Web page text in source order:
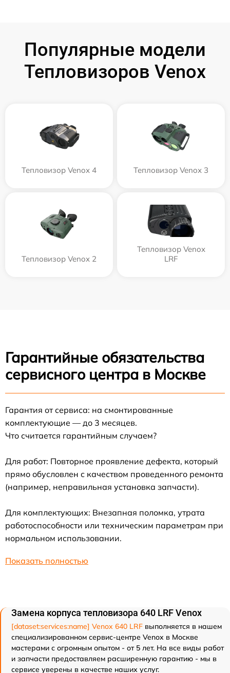
Популярные модели
Тепловизоров Venox
Тепловизор Venox 4 Тепловизор Venox 3
Тепловизор Venox 2
Тепловизор Venox
LRF
Гарантийные обязательства
сервисного центра в Москве
Гарантия от сервиса: на смонтированные
комплектующие — до 3 месяцев.
Что считается гарантийным случаем?
Для работ: Повторное проявление дефекта, который
прямо обусловлен с качеством проведенного ремонта
(например, неправильная установка запчасти).
Для комплектующих: Внезапная поломка, утрата
работоспособности или техническим параметрам при
нормальном использовании.
Показать полностью
Замена корпуса тепловизора 640 LRF Venox
[dataset:services:name] Venox 640 LRF выполняется в нашем
специализированном сервис-центре Venox в Москве
мастерами с огромным опытом - от 5 лет. На все виды работ
и запчасти предоставляем расширенную гарантию - мы в
сервисе уверены в качестве наших услуг.